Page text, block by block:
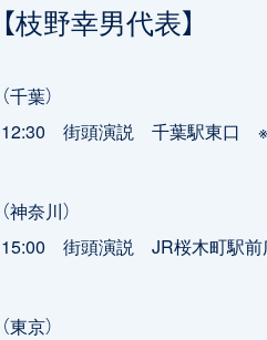
【枝野幸男代表】
（千葉）
12:30 街頭演説 千葉駅東口 ※
（神奈川）
15:00 街頭演説 JR桜木町駅
（東京）